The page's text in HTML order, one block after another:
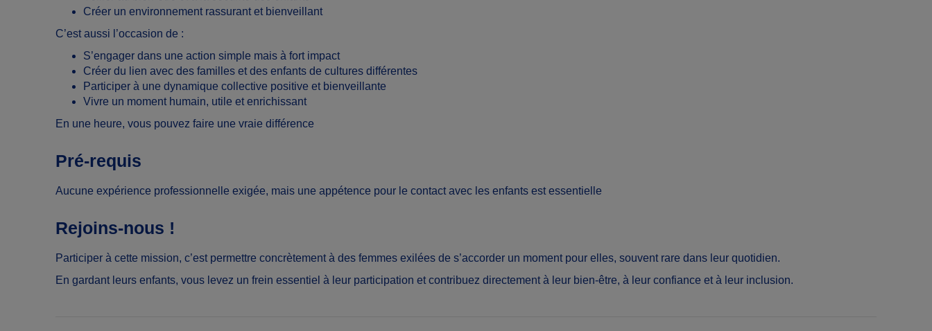
Créer un environnement rassurant et bienveillant
C’est aussi l’occasion de :
S’engager dans une action simple mais à fort impact
Créer du lien avec des familles et des enfants de cultures différentes
Participer à une dynamique collective positive et bienveillante
Vivre un moment humain, utile et enrichissant
En une heure, vous pouvez faire une vraie différence
Pré-requis
Aucune expérience professionnelle exigée, mais une appétence pour le contact avec les enfants est essentielle
Rejoins-nous !
Participer à cette mission, c’est permettre concrètement à des femmes exilées de s’accorder un moment pour elles, souvent rare dans leur quotidien.
En gardant leurs enfants, vous levez un frein essentiel à leur participation et contribuez directement à leur bien-être, à leur confiance et à leur inclusion.